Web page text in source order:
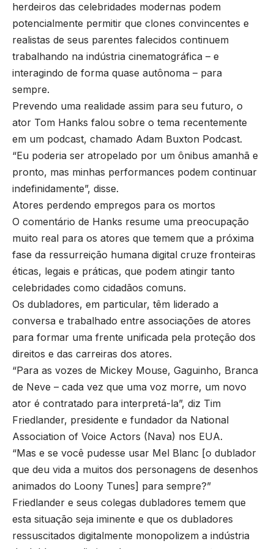
herdeiros das celebridades modernas podem
potencialmente permitir que clones convincentes e
realistas de seus parentes falecidos continuem
trabalhando na indústria cinematográfica – e
interagindo de forma quase autônoma – para
sempre.
Prevendo uma realidade assim para seu futuro, o
ator Tom Hanks falou sobre o tema recentemente
em um podcast, chamado Adam Buxton Podcast.
“Eu poderia ser atropelado por um ônibus amanhã e
pronto, mas minhas performances podem continuar
indefinidamente”, disse.
Atores perdendo empregos para os mortos
O comentário de Hanks resume uma preocupação
muito real para os atores que temem que a próxima
fase da ressurreição humana digital cruze fronteiras
éticas, legais e práticas, que podem atingir tanto
celebridades como cidadãos comuns.
Os dubladores, em particular, têm liderado a
conversa e trabalhado entre associações de atores
para formar uma frente unificada pela proteção dos
direitos e das carreiras dos atores.
“Para as vozes de Mickey Mouse, Gaguinho, Branca
de Neve – cada vez que uma voz morre, um novo
ator é contratado para interpretá-la”, diz Tim
Friedlander, presidente e fundador da National
Association of Voice Actors (Nava) nos EUA.
“Mas e se você pudesse usar Mel Blanc [o dublador
que deu vida a muitos dos personagens de desenhos
animados do Loony Tunes] para sempre?”
Friedlander e seus colegas dubladores temem que
esta situação seja iminente e que os dubladores
ressuscitados digitalmente monopolizem a indústria